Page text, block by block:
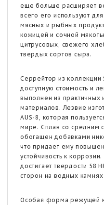
еще больше расширяет
всего его используют
мясных и рыбных
кожицей и сочной
цитрусовых, свежего
твердых сортов сыра.
Серрейтор из коллекции
доступную стоимость и
выполнен из практичных
материалов. Лезвие
AUS-8, которая
мире. Сплав со средним
обогащен добавками
что придает ему
устойчивость к
достигает твердости 58
сторон на водных камнях
Особая форма режущей